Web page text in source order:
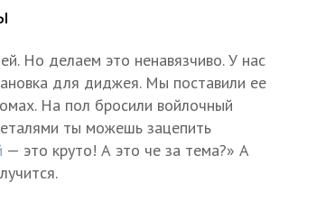
Но делаем это ненавязчиво. У нас
для диджея. Мы поставили ее
На пол бросили войлочный
ты можешь зацепить
— это круто! А это че за тема?» А